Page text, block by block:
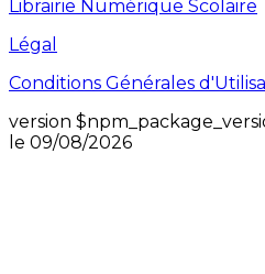
Librairie Numérique Scolaire
Légal
Conditions Générales
version
le 09/08/2026